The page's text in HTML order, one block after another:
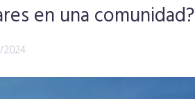
en una comunidad?
2024